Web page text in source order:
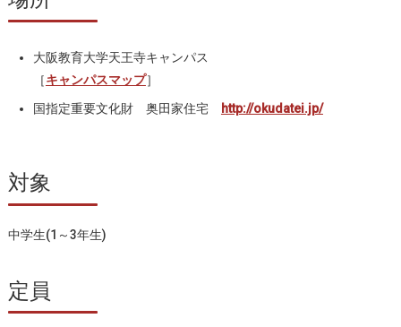
大阪教育大学天王寺キャンパス
［キャンパスマップ］
国指定重要文化財 奥田家住宅 http://okudatei.jp/
対象
中学生(1～3年生)
定員